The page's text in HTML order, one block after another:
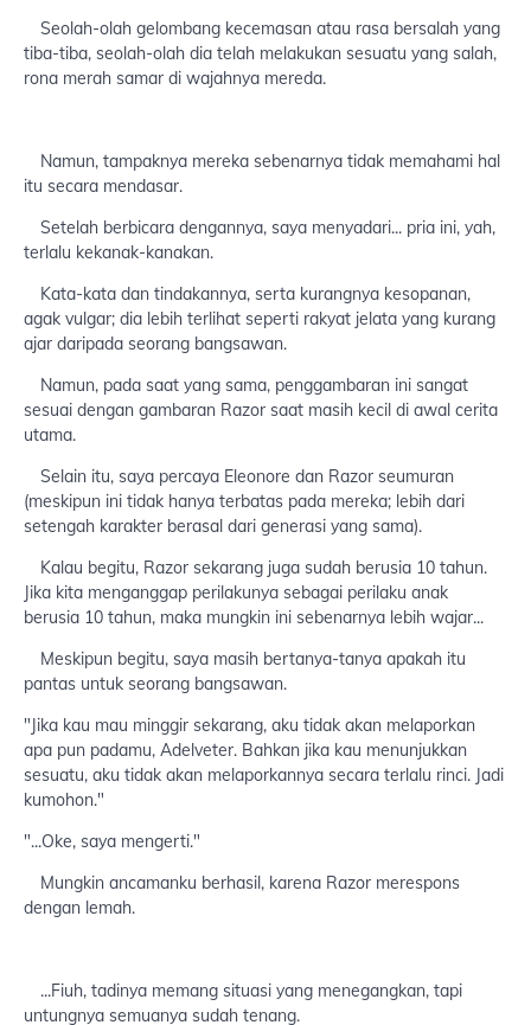
Seolah-olah gelombang kecemasan atau rasa bersalah yang
tiba-tiba, seolah-olah dia telah melakukan sesuatu yang salah,
rona merah samar di wajahnya mereda.
Namun, tampaknya mereka sebenarnya tidak memahami hal
itu secara mendasar.
Setelah berbicara dengannya, saya menyadari... pria ini, yah,
terlalu kekanak-kanakan.
Kata-kata dan tindakannya, serta kurangnya kesopanan,
agak vulgar; dia lebih terlihat seperti rakyat jelata yang kurang
ajar daripada seorang bangsawan.
Namun, pada saat yang sama, penggambaran ini sangat
sesuai dengan gambaran Razor saat masih kecil di awal cerita
utama.
Selain itu, saya percaya Eleonore dan Razor seumuran
(meskipun ini tidak hanya terbatas pada mereka; lebih dari
setengah karakter berasal dari generasi yang sama).
Kalau begitu, Razor sekarang juga sudah berusia 10 tahun.
Jika kita menganggap perilakunya sebagai perilaku anak
berusia 10 tahun, maka mungkin ini sebenarnya lebih wajar...
Meskipun begitu, saya masih bertanya-tanya apakah itu
pantas untuk seorang bangsawan.
"Jika kau mau minggir sekarang, aku tidak akan melaporkan
apa pun padamu, Adelveter. Bahkan jika kau menunjukkan
sesuatu, aku tidak akan melaporkannya secara terlalu rinci. Jadi
kumohon."
"...Oke, saya mengerti."
Mungkin ancamanku berhasil, karena Razor merespons
dengan lemah.
...Fiuh, tadinya memang situasi yang menegangkan, tapi
untungnya semuanya sudah tenang.